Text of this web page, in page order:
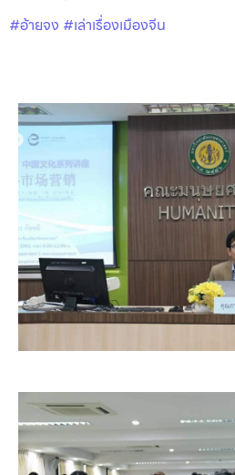
#อ้ายจง #เล่าเรื่องเมืองจีน